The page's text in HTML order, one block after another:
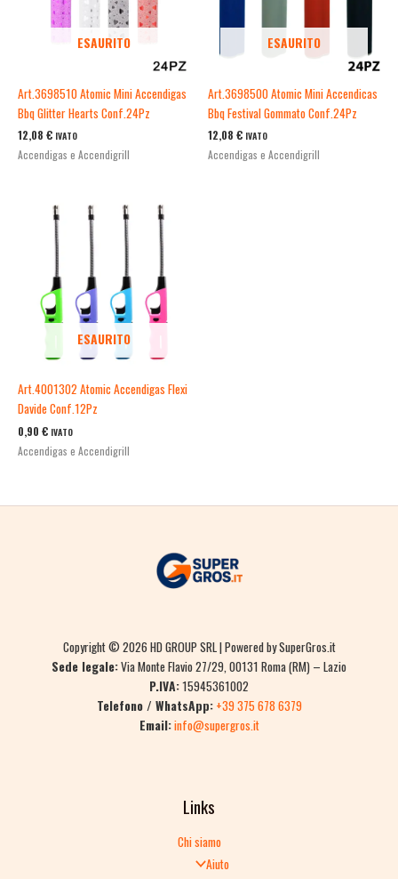
ESAURITO
Art.3698510 Atomic Mini Accendigas
Bbq Glitter Hearts Conf.24Pz
12,08 € IVATO
Accendigas e Accendigrill
ESAURITO
Art.3698500 Atomic Mini Accendicas
Bbq Festival Gommato Conf.24Pz
12,08 € IVATO
Accendigas e Accendigrill
ESAURITO
Art.4001302 Atomic Accendigas Flexi
Davide Conf.12Pz
0,90 € IVATO
Accendigas e Accendigrill
Copyright © 2026 HD GROUP SRL | Powered by SuperGros.it
Sede legale:Via Monte Flavio 27/29, 00131 Roma (RM) – Lazio
P.IVA:15945361002
Telefono / WhatsApp: +39 375 678 6379
Email:info@supergros.it
Links
Chi siamo
Aiuto